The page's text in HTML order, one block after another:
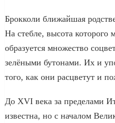
Брокколи ближайшая
На стебле, высота которого
образуется множество
зелёными бутонами. Их и
того, как они расцветут и
До XVI века за пределами
известна, но с началом